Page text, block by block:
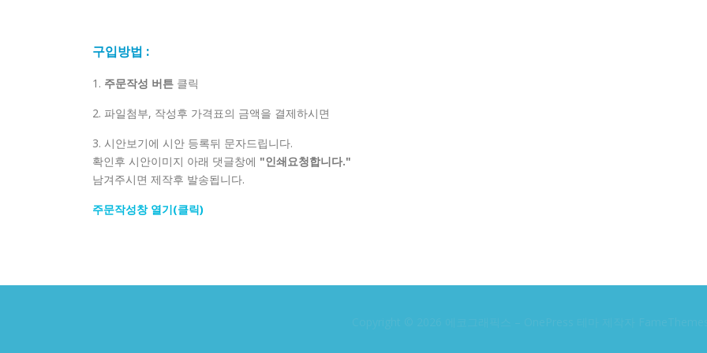
구입방법 :
1. 주문작성 버튼 클릭
2. 파일첨부, 작성후 가격표의 금액을 결제하시면
3. 시안보기에 시안 등록뒤 문자드립니다.
확인후 시안이미지 아래 댓글창에 "인쇄요청합니다."
남겨주시면 제작후 발송됩니다.
주문작성창 열기(클릭)